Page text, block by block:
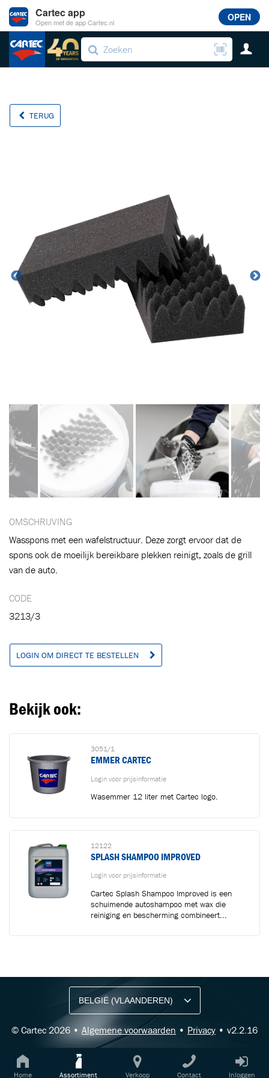
Home Assortiment Verkoop Contact Inloggen
TERUG
OMSCHRIJVING
Wasspons met een wafelstructuur. Deze zorgt ervoor dat de
spons ook de moeilijk bereikbare plekken reinigt, zoals de grill
van de auto.
CODE
3213/3
LOGIN OM DIRECT TE BESTELLEN
Bekijk ook:
3051/1
EMMER CARTEC
Login voor prijsinformatie
Wasemmer 12 liter met Cartec logo.
12122
SPLASH SHAMPOO IMPROVED
Login voor prijsinformatie
Cartec Splash Shampoo Improved is een
schuimende autoshampoo met wax die
reiniging en bescherming combineert...
© Cartec 2026 • Algemene voorwaarden • Privacy • v2.2.16
VERDER WINKELEN Ga naar winkelwagen
Ontvang vakgerelateerde tips,
aanbiedingen en productupdates van Cartec.
Cartec app
Open met de app Cartec.nl OPEN